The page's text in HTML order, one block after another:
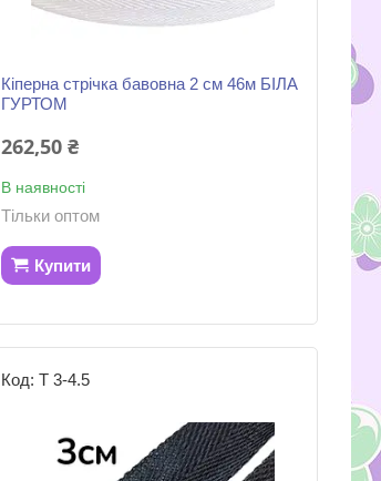
Кіперна стрічка бавовна 2 см 46м БІЛА
ГУРТОМ
262,50 ₴
В наявності
Тільки оптом
Купити
Т 3-4.5